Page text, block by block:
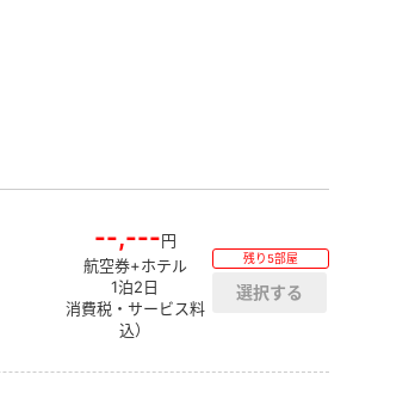
--,---円
航空券+ホテル
1泊2日
消費税・サービス料
込）
残り5部屋